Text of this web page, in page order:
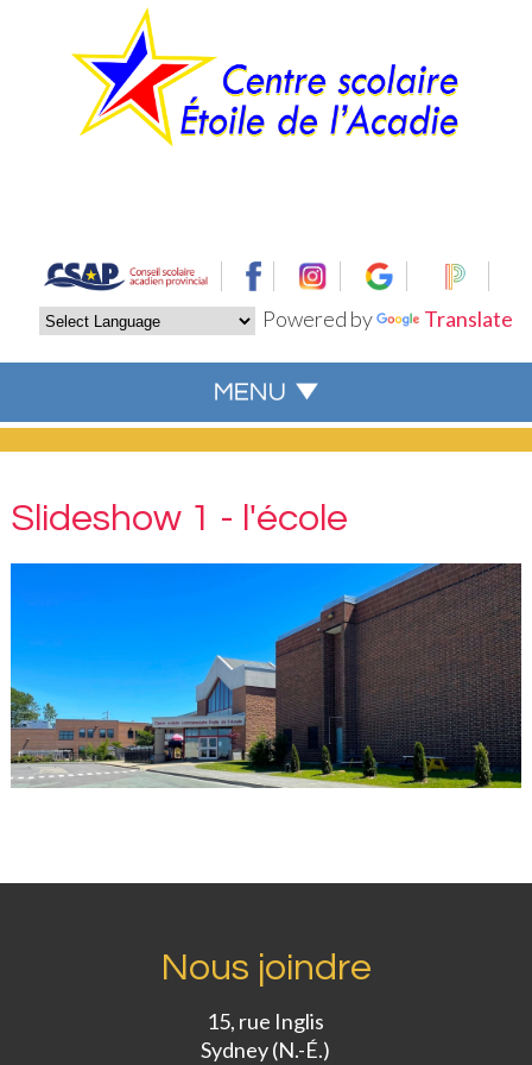
Powered by Translate
Slideshow 1 - l'école
Nous joindre
15, rue Inglis
Sydney (N.-É.)